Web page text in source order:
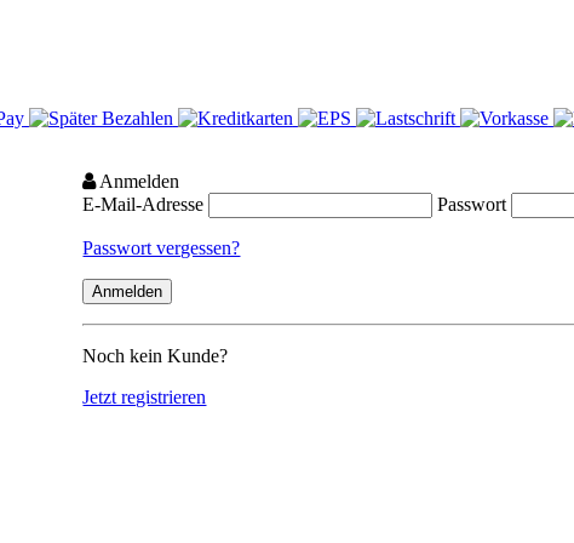
Anmelden
E-Mail-Adresse
Passwort
Passwort vergessen?
Noch kein Kunde?
Jetzt registrieren